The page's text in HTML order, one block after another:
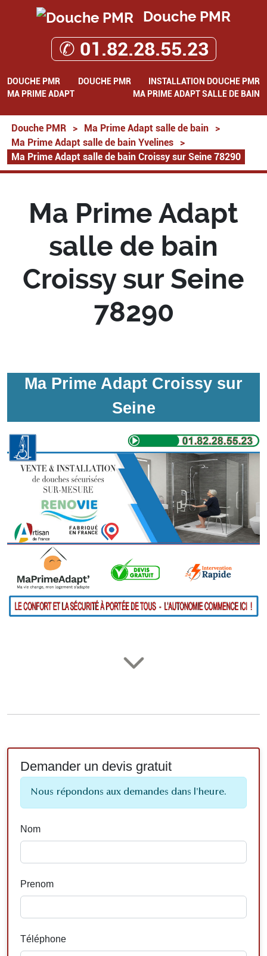
Douche PMR
✆ 01.82.28.55.23
DOUCHE PMR DOUCHE PMR
INSTALLATION DOUCHE PMR
MA PRIME ADAPT
MA PRIME ADAPT SALLE DE BAIN
Douche PMR > Ma Prime Adapt salle de bain
>
Ma Prime Adapt salle de bain Yvelines
>
Ma Prime Adapt salle de bain Croissy sur Seine 78290
Ma Prime Adapt
salle de bain
Croissy sur Seine
78290
Ma Prime Adapt Croissy sur
Seine
Demander un devis gratuit
Nous répondons aux demandes dans l'heure.
Nom
Prenom
Téléphone